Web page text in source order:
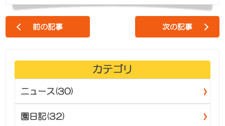
前の記事 次の記事
カテゴリ
ニュース(30)
園日記(32)